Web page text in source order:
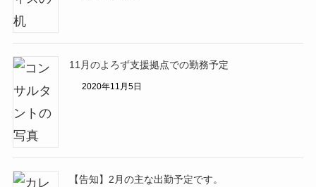
11月のよろず支援拠点での勤務予定
2020年11月5日
【告知】2月の主な出勤予定です。